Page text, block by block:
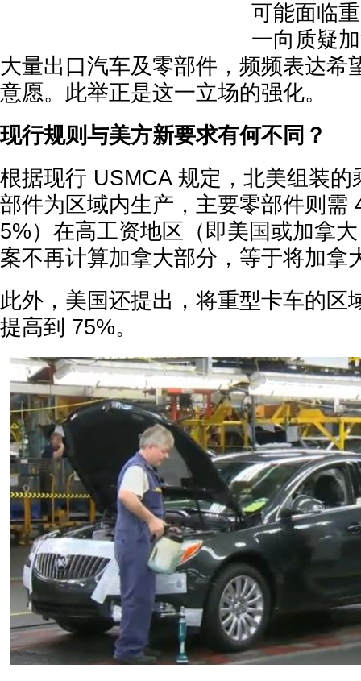
可能面临
一向质疑
大量出口汽车及零部件，频频表达希
意愿。此举正是这一立场的强化。
现行规则与美方新要求有何不同？
根据现行 USMCA 规定，北美组装
部件为区域内生产，主要零部件则需
5%）在高工资地区（即美国或加拿
案不再计算加拿大部分，等于将加拿
此外，美国还提出，将重型卡车的区
提高到 75%。